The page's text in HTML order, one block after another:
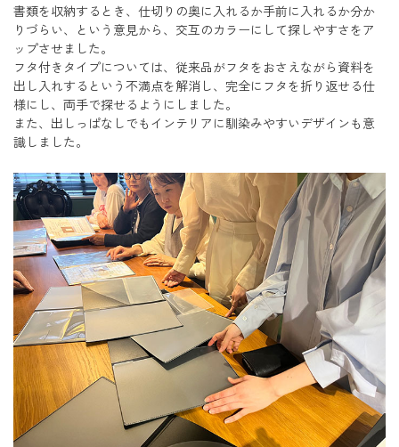
書類を収納するとき、仕切りの奥に入れるか手前に入れるか分か
りづらい、という意見から、交互のカラーにして探しやすさをア
ップさせました。
フタ付きタイプについては、従来品がフタをおさえながら資料を
出し入れするという不満点を解消し、完全にフタを折り返せる仕
様にし、両手で探せるようにしました。
また、出しっぱなしでもインテリアに馴染みやすいデザインも意
識しました。